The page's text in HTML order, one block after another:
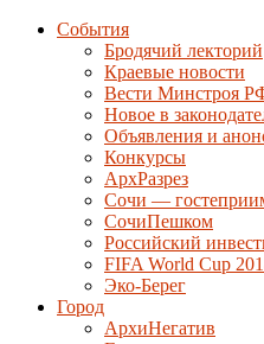
События
Бродячий лекторий
Краевые новости
Вести Минстроя
Новое в
Объявления и
Конкурсы
АрхРазрез
Сочи —
СочиПешком
Российский
FIFA World Cup
Эко-Берег
Город
АрхиНегатив